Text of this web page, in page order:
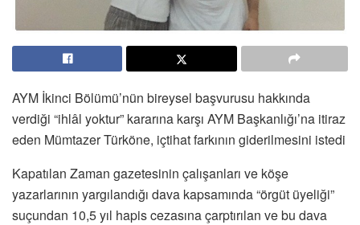
AYM İkinci Bölümü’nün bireysel başvurusu hakkında
verdiği “ihlâl yoktur” kararına karşı AYM Başkanlığı’na itiraz
eden Mümtazer Türköne, içtihat farkının giderilmesini istedi
Kapatılan Zaman gazetesinin çalışanları ve köşe
yazarlarının yargılandığı dava kapsamında “örgüt üyeliği”
suçundan 10,5 yıl hapis cezasına çarptırılan ve bu dava